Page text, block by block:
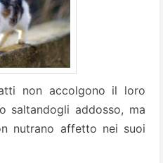
non accolgono il loro
saltandogli addosso, ma
nutrano affetto nei suoi